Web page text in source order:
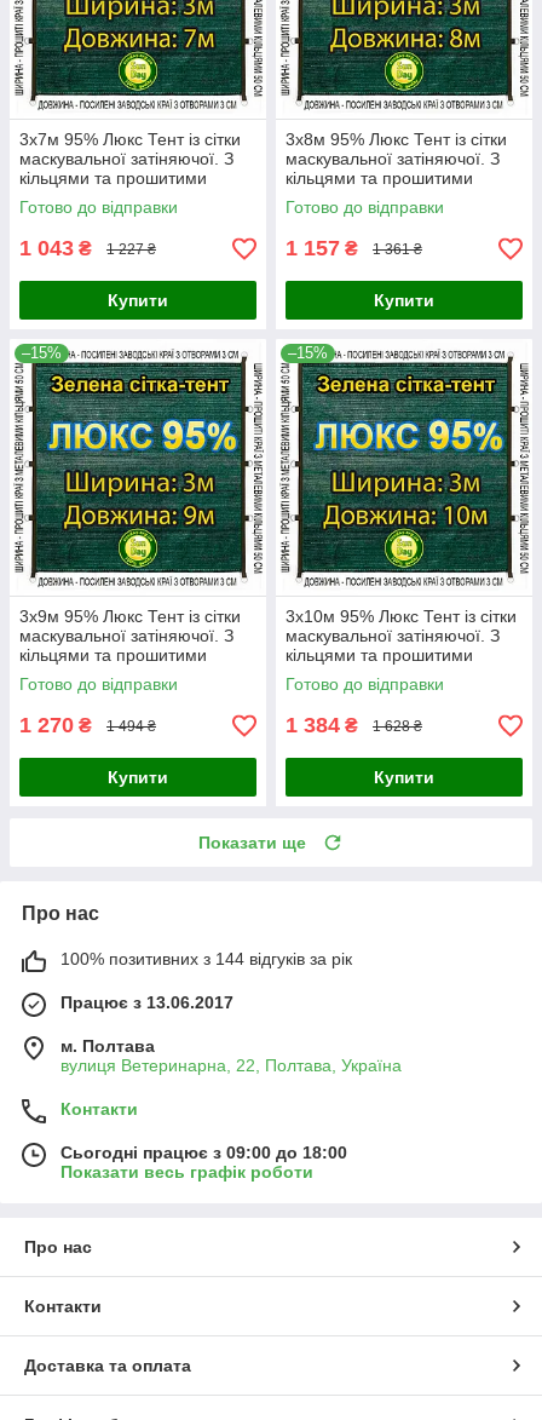
3x7м 95% Люкс Тент із сітки
маскувальної затіняючої. З
кільцями та прошитими
краями.
Готово до відправки
1 043 ₴ 1 227 ₴
Купити
3x8м 95% Люкс Тент із сітки
маскувальної затіняючої. З
кільцями та прошитими
краями.
Готово до відправки
1 157 ₴ 1 361 ₴
Купити
–15%
3x9м 95% Люкс Тент із сітки
маскувальної затіняючої. З
кільцями та прошитими
краями.
Готово до відправки
1 270 ₴ 1 494 ₴
Купити
–15%
3x10м 95% Люкс Тент із сітки
маскувальної затіняючої. З
кільцями та прошитими
краями.
Готово до відправки
1 384 ₴ 1 628 ₴
Купити
Показати ще
Про нас
100% позитивних з 144 відгуків за рік
Працює з 13.06.2017
м. Полтава
вулиця Ветеринарна, 22, Полтава, Україна
Контакти
Сьогодні працює з 09:00 до 18:00
Показати весь графік роботи
Про нас
Контакти
Доставка та оплата